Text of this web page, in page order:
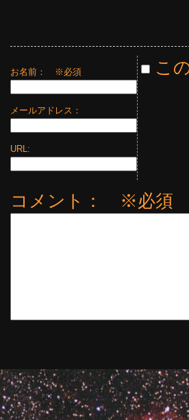
お名前： ※必須
メールアドレス：
URL:
こ
コメント： ※必須